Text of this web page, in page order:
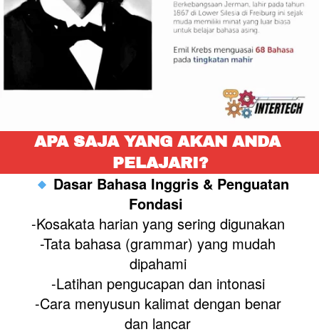
APA SAJA YANG AKAN ANDA
PELAJARI?
Dasar Bahasa Inggris & Penguatan
Fondasi
-Kosakata harian yang sering digunakan
-Tata bahasa (grammar) yang mudah
dipahami
-Latihan pengucapan dan intonasi
-Cara menyusun kalimat dengan benar
dan lancar